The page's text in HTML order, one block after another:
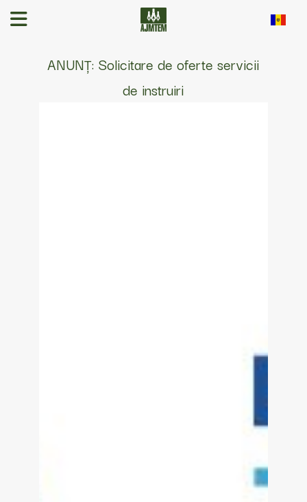
ANUNȚ: Solicitare de oferte servicii
de instruiri